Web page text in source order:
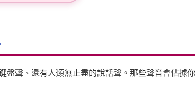
盤聲、還有人類無止盡的說話聲。那些聲音會佔據你